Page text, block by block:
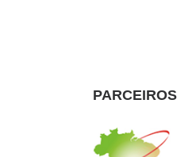
PARCEIROS